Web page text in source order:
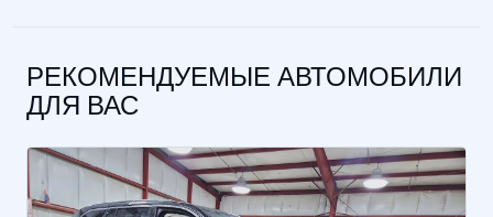
РЕКОМЕНДУЕМЫЕ АВТОМОБИЛИ
ДЛЯ ВАС